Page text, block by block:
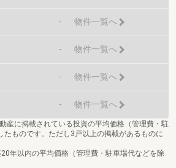
- 物件一覧へ
- 物件一覧へ
- 物件一覧へ
- 物件一覧へ
産に掲載されている投資の平均価格（管理費・駐
たものです。ただし3戸以上の掲載があるものに
年以内の平均価格（管理費・駐車場代などを除